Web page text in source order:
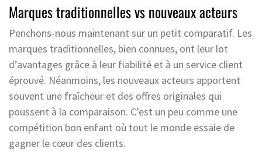
Marques traditionnelles vs nouveaux acteurs
Penchons-nous maintenant sur un petit comparatif. Les
marques traditionnelles, bien connues, ont leur lot
d’avantages grâce à leur fiabilité et à un service client
éprouvé. Néanmoins, les nouveaux acteurs apportent
souvent une fraîcheur et des offres originales qui
poussent à la comparaison. C’est un peu comme une
compétition bon enfant où tout le monde essaie de
gagner le cœur des clients.